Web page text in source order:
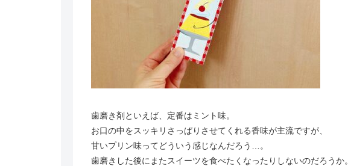
歯磨き剤といえば、定番はミント味。
お口の中をスッキリさっぱりさせてくれる香味が主流ですが、
甘いプリン味ってどういう感じなんだろう…。
歯磨きした後にまたスイーツを食べたくなったりしないのだろうか